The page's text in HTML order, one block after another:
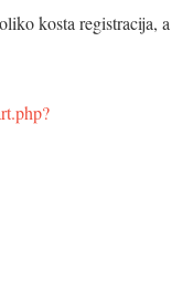
kosta registracija, a